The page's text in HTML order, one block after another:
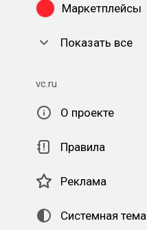
Маркетплейсы
Показать все
vc.ru
О проекте
Правила
Реклама
Системная тема